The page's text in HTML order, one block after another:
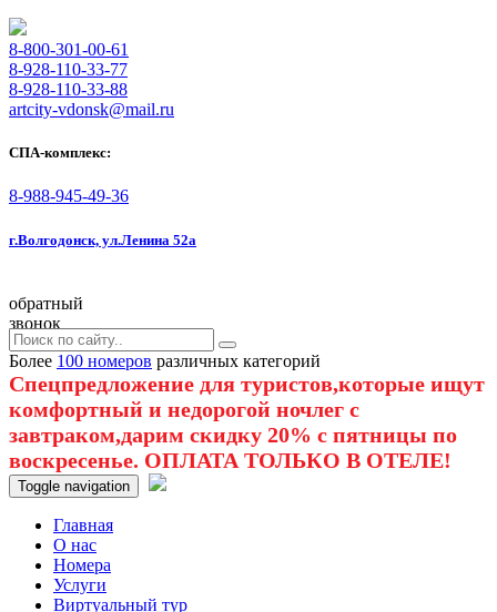
8-800-301-00-61
8-928-110-33-77
8-928-110-33-88
artcity-vdonsk@mail.ru
СПА-комплекс:
8-988-945-49-36
г.Волгодонск, ул.Ленина 52а
обратный
звонок
Более 100 номеров различных категорий
Спецпредложение для туристов,которые ищут
комфортный и недорогой ночлег с
завтраком,дарим скидку 20% с пятницы по
воскресенье. ОПЛАТА ТОЛЬКО В ОТЕЛЕ!
Toggle navigation
Главная
O нас
Номера
Услуги
Виртуальный тур